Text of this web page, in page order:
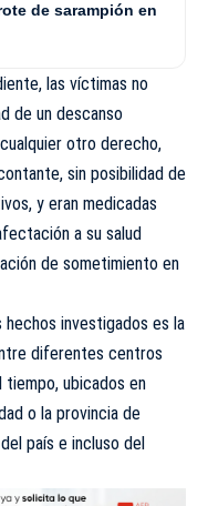
de sarampión en
las víctimas no
de un descanso
otro derecho,
sin posibilidad de
y eran medicadas
a su salud
de sometimiento en
investigados es la
diferentes centros
tiempo, ubicados en
o la provincia de
país e incluso del